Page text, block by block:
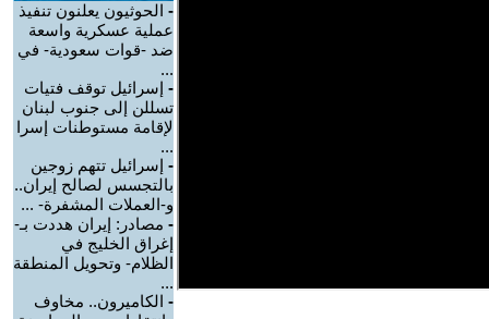
- الحوثيون يعلنون تنفيذ
عملية عسكرية واسعة
ضد -قوات سعودية- في
...
- إسرائيل توقف فتيات
تسللن إلى جنوب لبنان
لإقامة مستوطنات إسرا
...
- إسرائيل تتهم زوجين
بالتجسس لصالح إيران..
و-العملات المشفرة- ...
- مصادر: إيران هددت بـ-
إغراق الخليج في
الظلام- وتحويل المنطقة
...
- الكاميرون.. مخاوف